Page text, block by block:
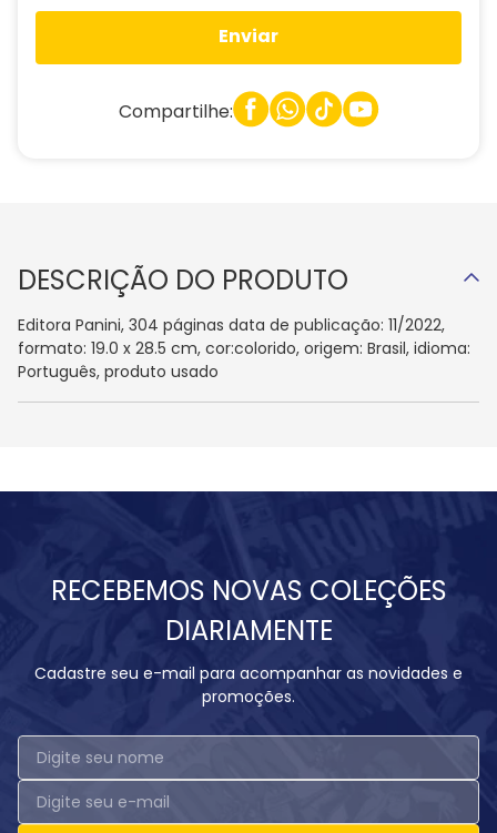
Enviar
Compartilhe:
DESCRIÇÃO DO PRODUTO
Editora Panini, 304 páginas data de publicação: 11/2022,
formato: 19.0 x 28.5 cm, cor:colorido, origem: Brasil, idioma:
Português, produto usado
RECEBEMOS NOVAS COLEÇÕES
DIARIAMENTE
Cadastre seu e-mail para acompanhar as novidades e
promoções.